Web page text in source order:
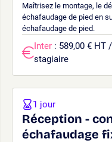
Maîtrisez le montage, le
échafaudage de pied en
échafaudage de pied.
Inter : 589,00 € HT /
stagiaire
Réception -
échafaudage
1 jour